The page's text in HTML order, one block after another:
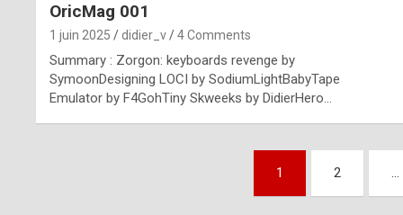
OricMag 001
1 juin 2025 didier_v 4 Comments
Summary : Zorgon: keyboards revenge by
SymoonDesigning LOCI by SodiumLightBabyTape
Emulator by F4GohTiny Skweeks by DidierHero…
1 2 …